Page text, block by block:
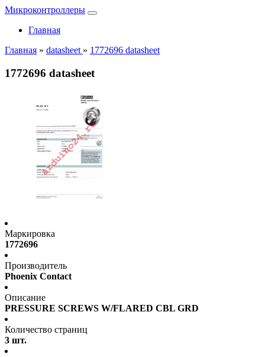
Микроконтроллеры
Главная
Главная » datasheet » 1772696 datasheet
1772696 datasheet
Маркировка
1772696
Производитель
Phoenix Contact
Описание
PRESSURE SCREWS W/FLARED CBL GRD
Количество страниц
3 шт.